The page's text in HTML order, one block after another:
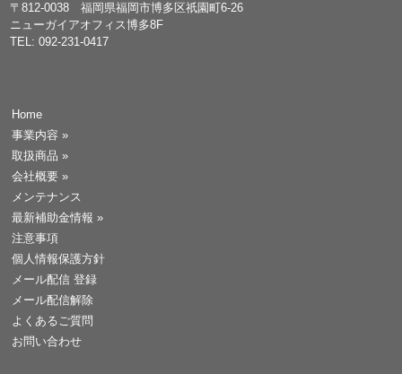
〒812-0038 福岡県福岡市博多区祇園町6-26
ニューガイアオフィス博多8F
TEL: 092-231-0417
Home
事業内容 »
取扱商品 »
会社概要 »
メンテナンス
最新補助金情報 »
注意事項
個人情報保護方針
メール配信 登録
メール配信解除
よくあるご質問
お問い合わせ